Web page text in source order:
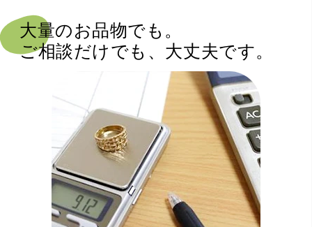
大量のお品物でも。
ご相談だけでも、大丈夫です。